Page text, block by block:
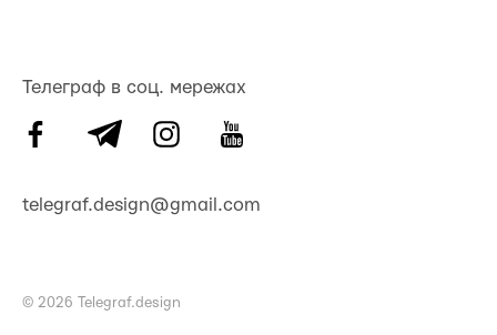
Телеграф в соц. мережах
telegraf.design@gmail.com
© 2026 Telegraf.design